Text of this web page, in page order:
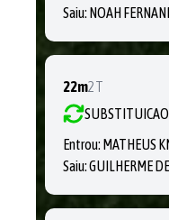
Saiu: NOAH
22m2T
SUBSTITUICAO
Entrou: MATHEUS
Saiu:GUILHERME